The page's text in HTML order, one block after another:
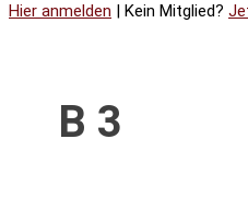
Hier anmelden | Kein Mitglied?
B 3